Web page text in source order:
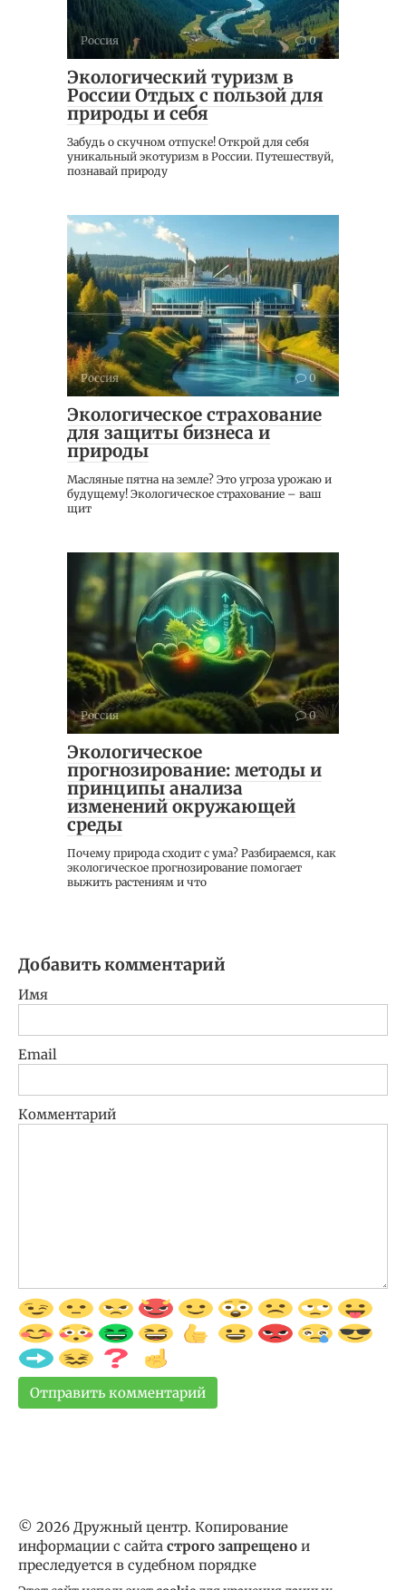
Россия 0
Экологический туризм в
России Отдых с пользой для
природы и себя
Забудь о скучном отпуске! Открой для себя
уникальный экотуризм в России. Путешествуй,
познавай природу
Россия 0
Экологическое страхование
для защиты бизнеса и
природы
Масляные пятна на земле? Это угроза урожаю и
будущему! Экологическое страхование – ваш
щит
Россия 0
Экологическое
прогнозирование: методы и
принципы анализа
изменений окружающей
среды
Почему природа сходит с ума? Разбираемся, как
экологическое прогнозирование помогает
выжить растениям и что
Добавить комментарий
Имя
Email
Комментарий
© 2026 Дружный центр. Копирование
информации с сайта строго запрещено и
преследуется в судебном порядке